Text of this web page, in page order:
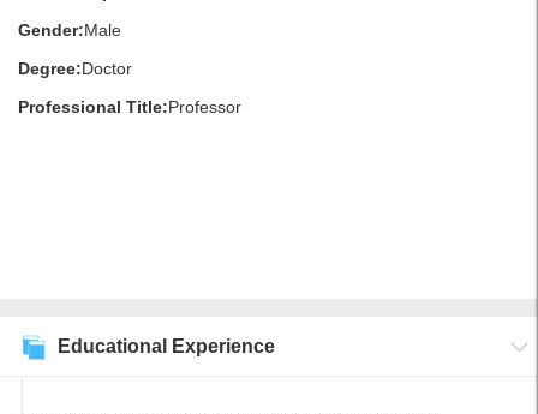
Gender:Male
Degree:Doctor
Professional Title:Professor
Educational Experience